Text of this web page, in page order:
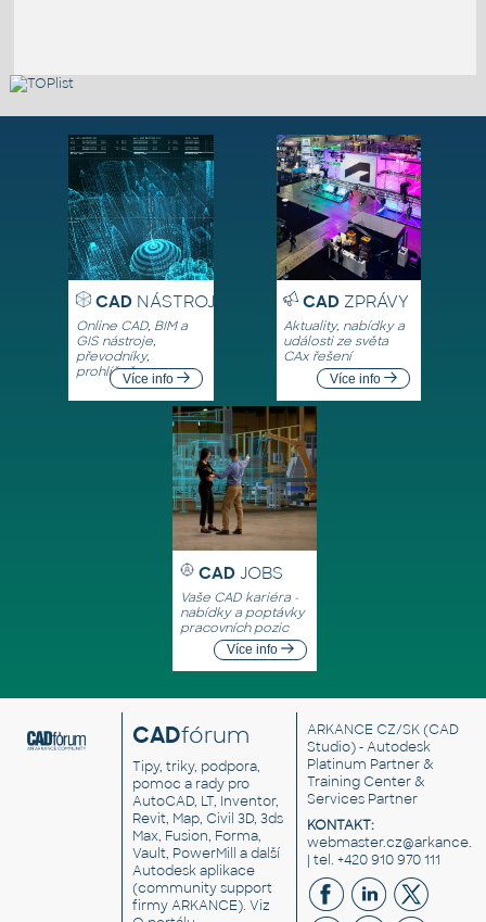
CADNÁSTROJE
Online CAD, BIM a
GIS nástroje,
převodníky,
prohlížečeVíce info
CADZPRÁVY
Aktuality, nabídky a
události ze světa
CAx řešení
Více info
CAD JOBS
Vaše CAD kariéra -
nabídky a poptávky
pracovních pozic
Více info
CADfórum
Tipy, triky, podpora,
pomoc a rady pro
AutoCAD, LT, Inventor,
Revit, Map, Civil 3D, 3ds
Max, Fusion, Forma,
Vault, PowerMill a další
Autodesk aplikace
(community support
firmy ARKANCE). Viz
ARKANCE CZ/SK(CAD
Studio) - Autodesk
Platinum Partner &
Training Center &
Services Partner
KONTAKT:
| tel. +420 910 970 111